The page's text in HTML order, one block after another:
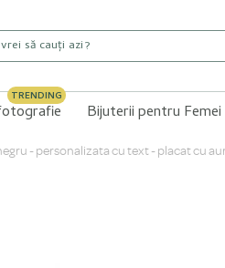
TRENDING
Bijuterii pentru Femei
- personalizata cu text - placat cu